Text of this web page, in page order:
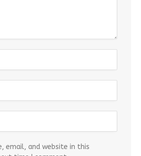
email, and website in this